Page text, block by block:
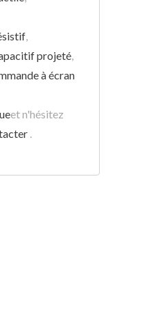
,
projeté,
à écran
et n'hésitez
.